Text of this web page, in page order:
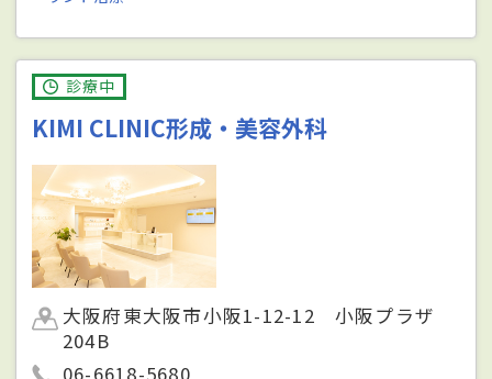
診療中
KIMI CLINIC形成・美容外科
大阪府東大阪市小阪1-12-12 小阪プラザ
204B
06-6618-5680